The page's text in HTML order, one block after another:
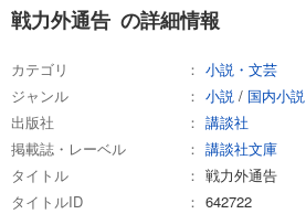
戦力外通告 の詳細情報
カテゴリ
小説・文芸
ジャンル
小説 / 国内小説
出版社
講談社
掲載誌・レーベル
講談社文庫
タイトル
戦力外通告
タイトルID
642722